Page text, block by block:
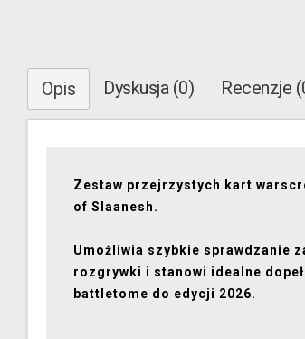
Opis Dyskusja (0) Recenzje
Zestaw przejrzystych kart
of Slaanesh.
Umożliwia szybkie sprawdzanie
rozgrywki i stanowi idealne
battletome do edycji 2026.